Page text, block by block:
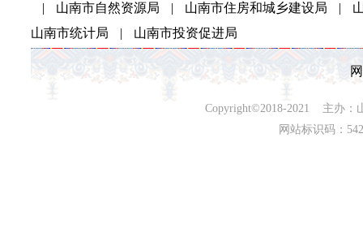
|
山南市自然资源局 | 山南市住房和城乡建设局 |
山南市统计局
| 山南市投资促进局
Copyright©2018-2021 主办：
网站标识码：